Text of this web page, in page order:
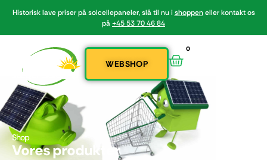
Historisk lave priser på solcellepaneler, slå til nu ishoppeneller kontakt os
på+45 53 70 46 84
WEBSHOP
0
Shop
Vores produkter